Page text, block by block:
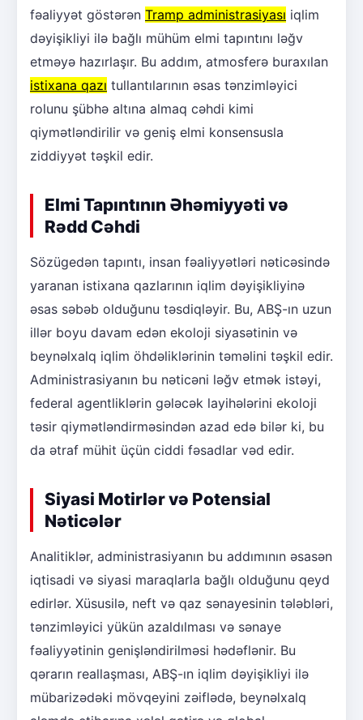
fəaliyyət göstərən Tramp administrasiyası iqlim
dəyişikliyi ilə bağlı mühüm elmi tapıntını ləğv
etməyə hazırlaşır. Bu addım, atmosferə buraxılan
istixana qazı tullantılarının əsas tənzimləyici
rolunu şübhə altına almaq cəhdi kimi
qiymətləndirilir və geniş elmi konsensusla
ziddiyyət təşkil edir.
Elmi Tapıntının Əhəmiyyəti və
Rədd Cəhdi
Sözügedən tapıntı, insan fəaliyyətləri nəticəsində
yaranan istixana qazlarının iqlim dəyişikliyinə
əsas səbəb olduğunu təsdiqləyir. Bu, ABŞ-ın uzun
illər boyu davam edən ekoloji siyasətinin və
beynəlxalq iqlim öhdəliklərinin təməlini təşkil edir.
Administrasiyanın bu nəticəni ləğv etmək istəyi,
federal agentliklərin gələcək layihələrini ekoloji
təsir qiymətləndirməsindən azad edə bilər ki, bu
da ətraf mühit üçün ciddi fəsadlar vəd edir.
Siyasi Motirlər və Potensial
Nəticələr
Analitiklər, administrasiyanın bu addımının əsasən
iqtisadi və siyasi maraqlarla bağlı olduğunu qeyd
edirlər. Xüsusilə, neft və qaz sənayesinin tələbləri,
tənzimləyici yükün azaldılması və sənaye
fəaliyyətinin genişləndirilməsi hədəflənir. Bu
qərarın reallaşması, ABŞ-ın iqlim dəyişikliyi ilə
mübarizədəki mövqeyini zəiflədə, beynəlxalq